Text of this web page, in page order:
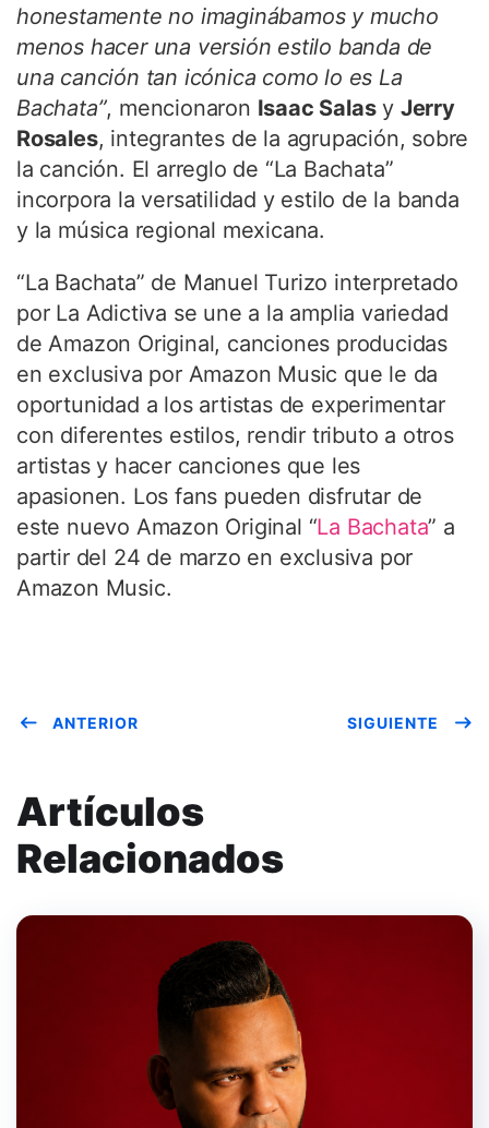
honestamente no imaginábamos y mucho
menos hacer una versión estilo banda de
una canción tan icónica como lo es La
Bachata”, mencionaron Isaac Salasy Jerry
Rosales, integrantes de la agrupación, sobre
la canción. El arreglo de “La Bachata”
incorpora la versatilidad y estilo de la banda
y la música regional mexicana.
“La Bachata” de Manuel Turizo interpretado
por La Adictiva se une a la amplia variedad
de Amazon Original, canciones producidas
en exclusiva por Amazon Music que le da
oportunidad a los artistas de experimentar
con diferentes estilos, rendir tributo a otros
artistas y hacer canciones que les
apasionen. Los fans pueden disfrutar de
este nuevo Amazon Original “La Bachata” a
partir del 24 de marzo en exclusiva por
Amazon Music.
ANTERIOR SIGUIENTE
Artículos
Relacionados